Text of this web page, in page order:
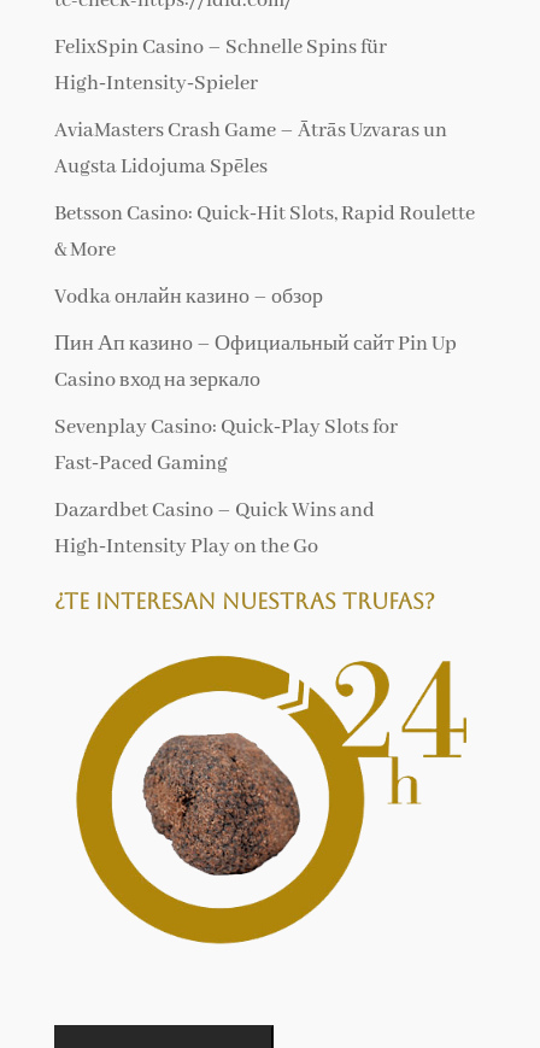
FelixSpin Casino – Schnelle Spins für
High‑Intensity‑Spieler
AviaMasters Crash Game – Ātrās Uzvaras un
Augsta Lidojuma Spēles
Betsson Casino: Quick‑Hit Slots, Rapid Roulette
& More
Vodka онлайн казино – обзор
Пин Ап казино – Официальный сайт Pin Up
Casino вход на зеркало
Sevenplay Casino: Quick‑Play Slots for
Fast‑Paced Gaming
Dazardbet Casino – Quick Wins and
High‑Intensity Play on the Go
¿Te interesan nuestras trufas?